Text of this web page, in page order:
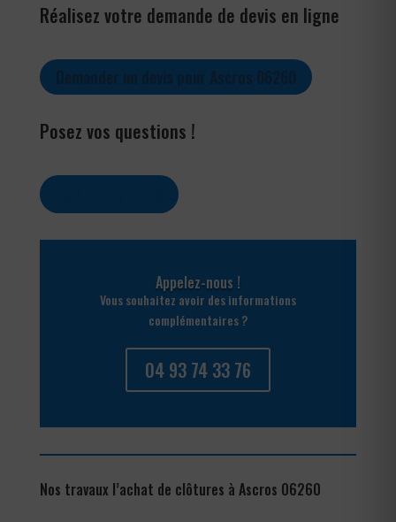
Réalisez votre demande de devis en ligne
Posez vos questions !
Appelez-nous !
Vous souhaitez avoir des informations
complémentaires ?
04 93 74 33 76
Nos travaux l’achat de clôtures à Ascros 06260